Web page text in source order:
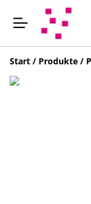
Start / Produkte /